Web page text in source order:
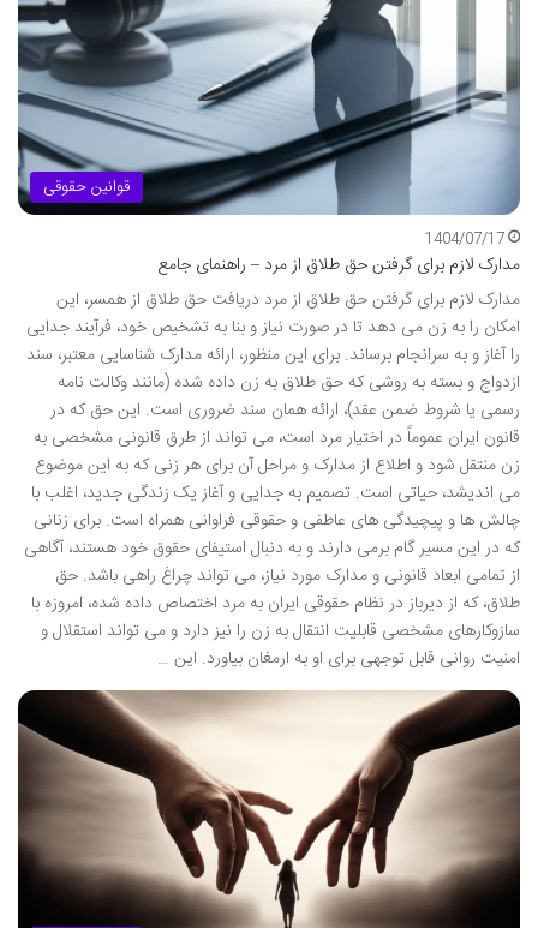
قوانین حقوقی
1404/07/17
مدارک لازم برای گرفتن حق طلاق از مرد – راهنمای جامع
مدارک لازم برای گرفتن حق طلاق از مرد دریافت حق طلاق از همسر، این
امکان را به زن می دهد تا در صورت نیاز و بنا به تشخیص خود، فرآیند جدایی
را آغاز و به سرانجام برساند. برای این منظور، ارائه مدارک شناسایی معتبر، سند
ازدواج و بسته به روشی که حق طلاق به زن داده شده (مانند وکالت نامه
رسمی یا شروط ضمن عقد)، ارائه همان سند ضروری است. این حق که در
قانون ایران عموماً در اختیار مرد است، می تواند از طرق قانونی مشخصی به
زن منتقل شود و اطلاع از مدارک و مراحل آن برای هر زنی که به این موضوع
می اندیشد، حیاتی است. تصمیم به جدایی و آغاز یک زندگی جدید، اغلب با
چالش ها و پیچیدگی های عاطفی و حقوقی فراوانی همراه است. برای زنانی
که در این مسیر گام برمی دارند و به دنبال استیفای حقوق خود هستند، آگاهی
از تمامی ابعاد قانونی و مدارک مورد نیاز، می تواند چراغ راهی باشد. حق
طلاق، که از دیرباز در نظام حقوقی ایران به مرد اختصاص داده شده، امروزه با
سازوکارهای مشخصی قابلیت انتقال به زن را نیز دارد و می تواند استقلال و
امنیت روانی قابل توجهی برای او به ارمغان بیاورد. این …